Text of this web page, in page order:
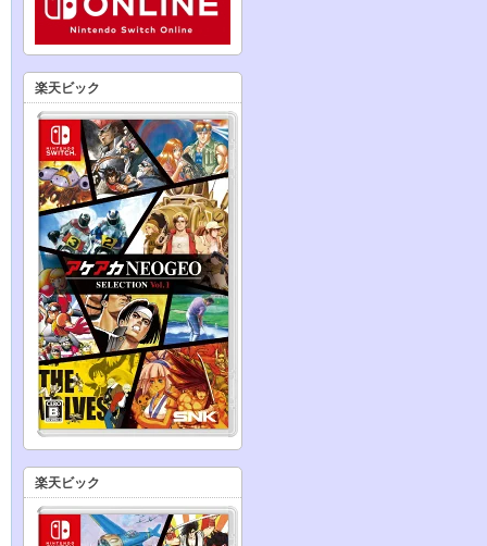
楽天ビック
楽天ビック